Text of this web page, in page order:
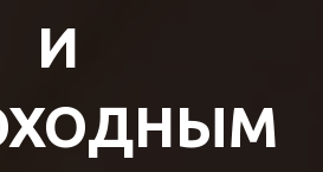
И